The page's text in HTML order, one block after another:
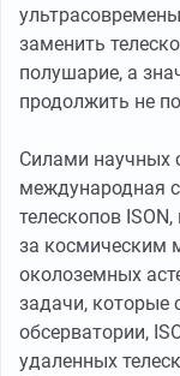
заменить
полушарие, а
продолжить не
Силами научных
международная
телескопов
за космическим
околоземных
задачи, которые
обсерватории,
удаленных